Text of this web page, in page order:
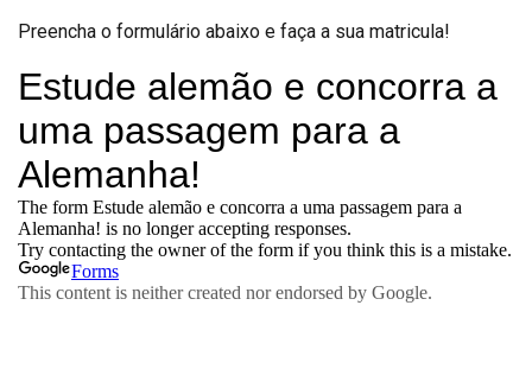
Preencha o formulário abaixo e faça a sua matricula!